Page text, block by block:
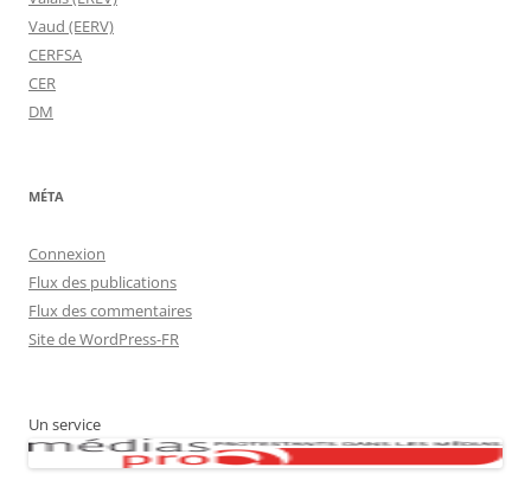
Vaud (EERV)
CERFSA
CER
DM
MÉTA
Connexion
Flux des publications
Flux des commentaires
Site de WordPress-FR
Un service